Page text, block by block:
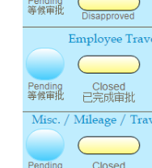
IPQC / OQA 巡检系统
公文系统
新 FileMaker 訓練營含軟體